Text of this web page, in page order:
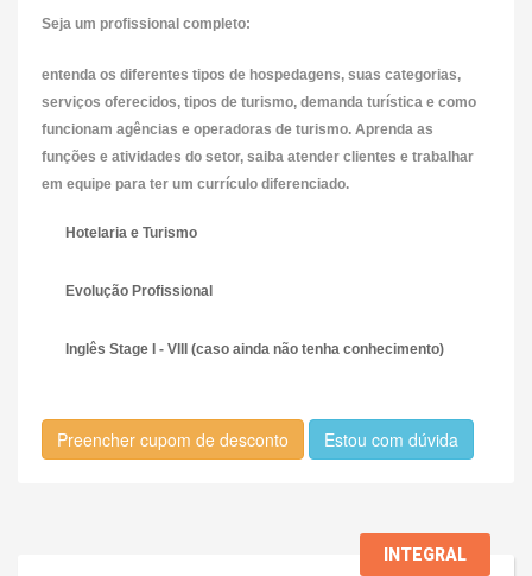
Seja um profissional completo:
entenda os diferentes tipos de hospedagens, suas categorias,
serviços oferecidos, tipos de turismo, demanda turística e como
funcionam agências e operadoras de turismo. Aprenda as
funções e atividades do setor, saiba atender clientes e trabalhar
em equipe para ter um currículo diferenciado.
Hotelaria e Turismo
Evolução Profissional
Inglês Stage I - VIII (caso ainda não tenha conhecimento)
Preencher cupom de desconto Estou com dúvida
INTEGRAL